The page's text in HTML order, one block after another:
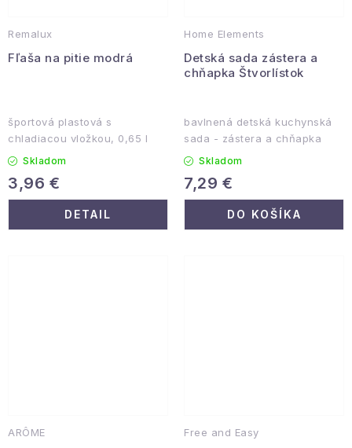
Remalux
Fľaša na pitie modrá
športová plastová s
chladiacou vložkou, 0,65 l
Skladom
3,96 €
DETAIL
Home Elements
Detská sada zástera a
chňapka Štvorlístok
bavlnená detská kuchynská
sada - zástera a chňapka
Skladom
7,29 €
DO KOŠÍKA
ARÔME Free and Easy